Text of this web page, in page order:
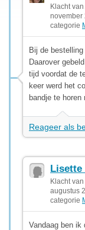
Klacht
november
categorie
Bij de bestelling
Daarover
tijd voordat de
keer werd het
bandje te horen
Reageer als
Lisette
Klacht van
augustus
categorie
Vandaag ben ik